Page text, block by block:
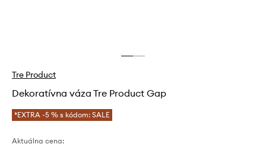
Tre Product
Dekoratívna váza Tre Product Gap
*EXTRA -5 % s kódom: SALE
Aktuálna cena: